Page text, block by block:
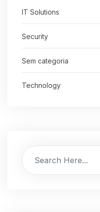
IT Solutions
Security
Sem categoria
Technology